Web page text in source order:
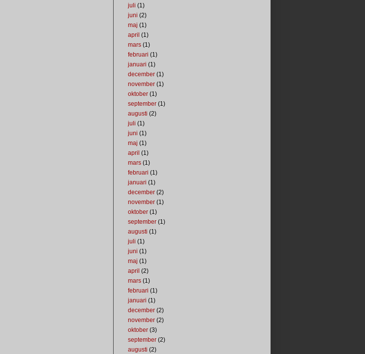
juli (1)
juni (2)
maj (1)
april (1)
mars (1)
februari (1)
januari (1)
december (1)
november (1)
oktober (1)
september (1)
augusti (2)
juli (1)
juni (1)
maj (1)
april (1)
mars (1)
februari (1)
januari (1)
december (2)
november (1)
oktober (1)
september (1)
augusti (1)
juli (1)
juni (1)
maj (1)
april (2)
mars (1)
februari (1)
januari (1)
december (2)
november (2)
oktober (3)
september (2)
augusti (2)